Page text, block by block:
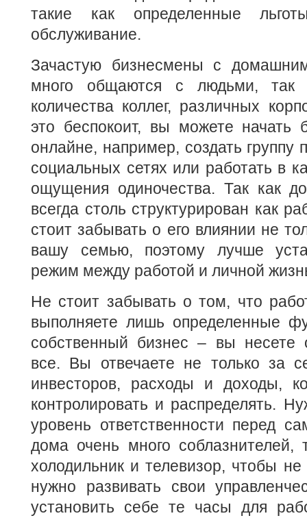
такие как определенные
обслуживание.
Зачастую бизнесмены с
много общаются с людьми, так
количества коллег, различных
это беспокоит, вы можете начать
онлайне, например, создать группу
социальных сетях или работать в
ощущения одиночества. Так как
всегда столь структурирован как
стоит забывать о его влиянии не
вашу семью, поэтому лучше
режим между работой и личной
Не стоит забывать о том, что
выполняете лишь определенные
собственный бизнес – вы несете
все. Вы отвечаете не только за
инвесторов, расходы и доходы,
контролировать и распределять.
уровень ответственности перед
дома очень много соблазнителей,
холодильник и телевизор, чтобы не
нужно развивать свои
установить себе те часы для